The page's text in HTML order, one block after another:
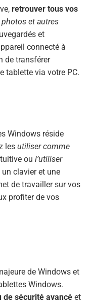
retrouver tous vos
et autres
et
connecté à
de transférer
tablette via votre PC.
Windows réside
les utiliser comme
ou l’utiliser
un clavier et une
de travailler sur vos
profiter de vos
de Windows et
Windows.
de sécurité avancé et